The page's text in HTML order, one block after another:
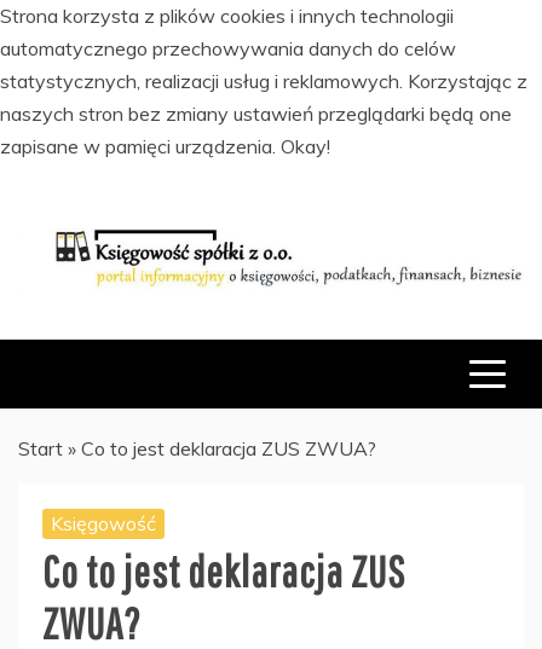
Strona korzysta z plików cookies i innych technologii
automatycznego przechowywania danych do celów
statystycznych, realizacji usług i reklamowych. Korzystając z
naszych stron bez zmiany ustawień przeglądarki będą one
zapisane w pamięci urządzenia. Okay!
FINANSACH I BIZNESIE
Start » Co to jest deklaracja ZUS ZWUA?
Księgowość
Co to jest deklaracja ZUS
ZWUA?